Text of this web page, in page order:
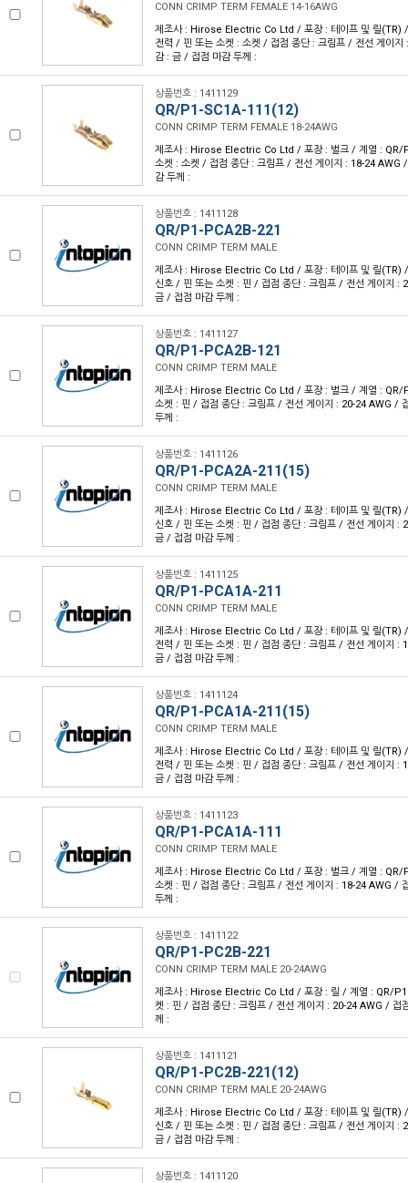
CONN CRIMP TERM FEMALE 14-16AWG
제조사 : Hirose Electric Co Ltd / 포장 : 테이프 및 릴(TR)
전력 / 핀 또는 소켓 : 소켓 / 접점 종단 : 크림프 / 전선 게이
감 : 금 / 접점 마감 두께 :
상품번호 : 1411129
QR/P1-SC1A-111(12)
CONN CRIMP TERM FEMALE 18-24AWG
제조사 : Hirose Electric Co Ltd / 포장 : 벌크 / 계열 : QR/
소켓 : 소켓 / 접점 종단 : 크림프 / 전선 게이지 : 18-24 AWG
감 두께 :
상품번호 : 1411128
QR/P1-PCA2B-221
CONN CRIMP TERM MALE
제조사 : Hirose Electric Co Ltd / 포장 : 테이프 및 릴(TR)
신호 / 핀 또는 소켓 : 핀 / 접점 종단 : 크림프 / 전선 게이지 :
금 / 접점 마감 두께 :
상품번호 : 1411127
QR/P1-PCA2B-121
CONN CRIMP TERM MALE
제조사 : Hirose Electric Co Ltd / 포장 : 벌크 / 계열 : QR/
소켓 : 핀 / 접점 종단 : 크림프 / 전선 게이지 : 20-24 AWG /
두께 :
상품번호 : 1411126
QR/P1-PCA2A-211(15)
CONN CRIMP TERM MALE
제조사 : Hirose Electric Co Ltd / 포장 : 테이프 및 릴(TR)
신호 / 핀 또는 소켓 : 핀 / 접점 종단 : 크림프 / 전선 게이지 :
금 / 접점 마감 두께 :
상품번호 : 1411125
QR/P1-PCA1A-211
CONN CRIMP TERM MALE
제조사 : Hirose Electric Co Ltd / 포장 : 테이프 및 릴(TR)
전력 / 핀 또는 소켓 : 핀 / 접점 종단 : 크림프 / 전선 게이지 :
금 / 접점 마감 두께 :
상품번호 : 1411124
QR/P1-PCA1A-211(15)
CONN CRIMP TERM MALE
제조사 : Hirose Electric Co Ltd / 포장 : 테이프 및 릴(TR)
전력 / 핀 또는 소켓 : 핀 / 접점 종단 : 크림프 / 전선 게이지 :
금 / 접점 마감 두께 :
상품번호 : 1411123
QR/P1-PCA1A-111
CONN CRIMP TERM MALE
제조사 : Hirose Electric Co Ltd / 포장 : 벌크 / 계열 : QR/
소켓 : 핀 / 접점 종단 : 크림프 / 전선 게이지 : 18-24 AWG /
두께 :
상품번호 : 1411122
QR/P1-PC2B-221
CONN CRIMP TERM MALE 20-24AWG
제조사 : Hirose Electric Co Ltd / 포장 : 릴 / 계열 : QR/P1
켓 : 핀 / 접점 종단 : 크림프 / 전선 게이지 : 20-24 AWG / 접
께 :
상품번호 : 1411121
QR/P1-PC2B-221(12)
CONN CRIMP TERM MALE 20-24AWG
제조사 : Hirose Electric Co Ltd / 포장 : 테이프 및 릴(TR)
신호 / 핀 또는 소켓 : 핀 / 접점 종단 : 크림프 / 전선 게이지 :
금 / 접점 마감 두께 :
상품번호 : 1411120